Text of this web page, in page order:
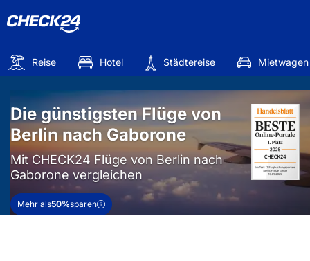
Reise Hotel Städtereise Mietwagen
Die günstigsten Flüge von
Berlin nach Gaborone
Mit CHECK24 Flüge von Berlin nach
Gaborone vergleichen
Mehr als50%sparen